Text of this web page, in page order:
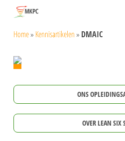
main
content
Home» Kennisartikelen» DMAIC
ONS
OVER LEAN SIX